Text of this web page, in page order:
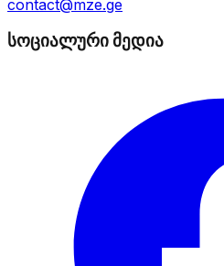
contact@mze.ge
სოციალური მედია